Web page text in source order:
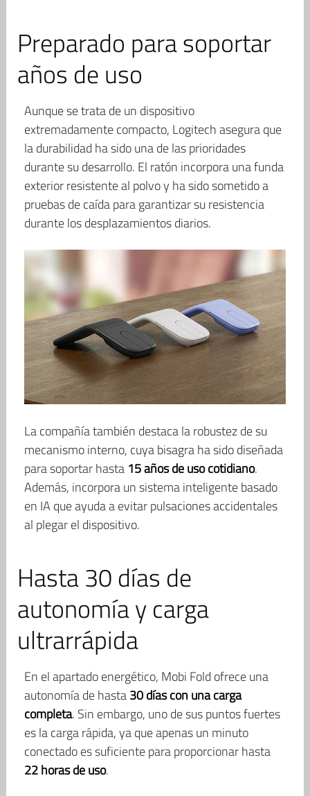
Preparado para soportar
años de uso
Aunque se trata de un dispositivo
extremadamente compacto, Logitech asegura que
la durabilidad ha sido una de las prioridades
durante su desarrollo. El ratón incorpora una funda
exterior resistente al polvo y ha sido sometido a
pruebas de caída para garantizar su resistencia
durante los desplazamientos diarios.
La compañía también destaca la robustez de su
mecanismo interno, cuya bisagra ha sido diseñada
para soportar hasta 15 años de uso cotidiano.
Además, incorpora un sistema inteligente basado
en IA que ayuda a evitar pulsaciones accidentales
al plegar el dispositivo.
Hasta 30 días de
autonomía y carga
ultrarrápida
En el apartado energético, Mobi Fold ofrece una
autonomía de hasta30 días con una carga
completa. Sin embargo, uno de sus puntos fuertes
es la carga rápida, ya que apenas un minuto
conectado es suficiente para proporcionar hasta
22 horas de uso.